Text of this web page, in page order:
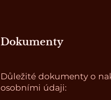
Dokumenty
Důležité dokumenty o
osobními údaji: